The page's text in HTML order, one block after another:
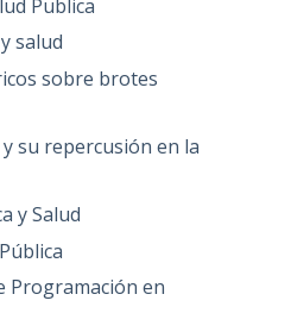
Publica
salud
sobre brotes
su repercusión en la
y Salud
Programación en